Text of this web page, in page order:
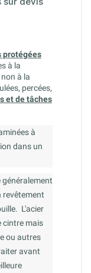
protégées
à la
à la
percées,
et de tâches
à
dans un
généralement
revêtement
L'acier
cintre mais
ou autres
avant